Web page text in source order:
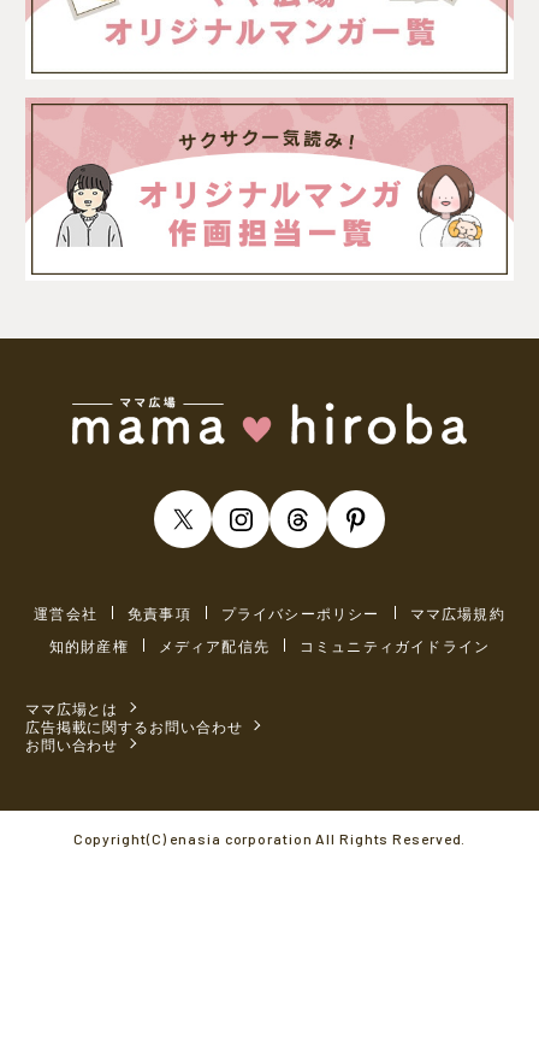
運営会社 免責事項 プライバシーポリシー
ママ広場規約
知的財産権
メディア配信先 コミュニティガイドライン
ママ広場とは
広告掲載に関するお問い合わせ
お問い合わせ
Copyright(C) enasia corporation All Rights Reserved.